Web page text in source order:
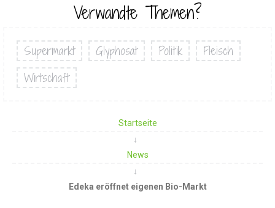
Verwandte Themen?
Supermarkt Glyphosat Politik
Fleisch
Wirtschaft
Startseite
News
Edeka eröffnet eigenen Bio-Markt